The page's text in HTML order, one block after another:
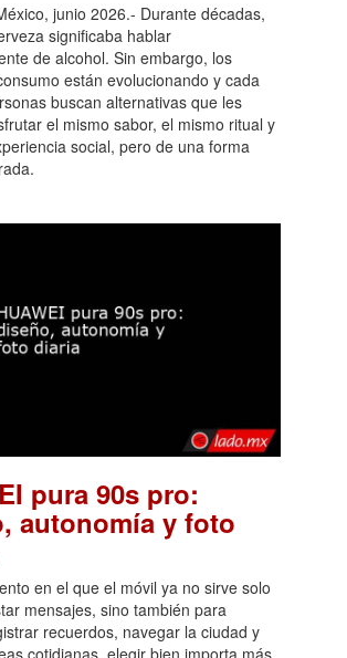
junio 2026.- Durante décadas,
significaba hablar
de alcohol. Sin embargo, los
están evolucionando y cada
buscan alternativas que les
el mismo sabor, el mismo ritual y
social, pero de una forma
pura 90s pro:
autonomía y foto
en el que el móvil ya no sirve solo
mensajes, sino también para
recuerdos, navegar la ciudad y
cotidianas, elegir bien importa más